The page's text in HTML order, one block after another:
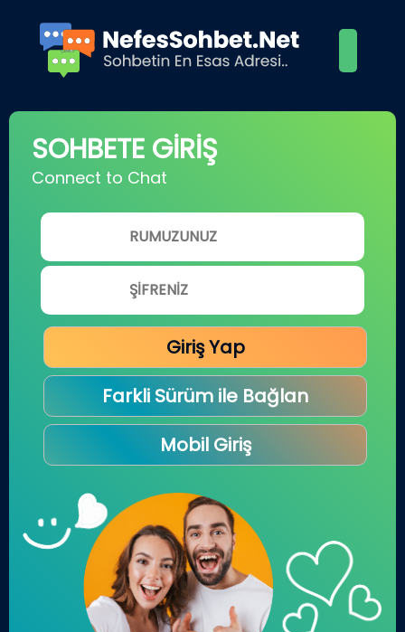
SOHBETE GİRİŞ
Connect to Chat
Giriş Yap
Farkli Sürüm ile Bağlan
Mobil Giriş